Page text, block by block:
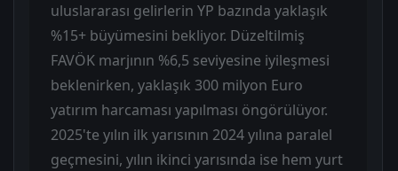
uluslararası gelirlerin YP bazında yaklaşık
%15+ büyümesini bekliyor. Düzeltilmiş
FAVÖK marjının %6,5 seviyesine iyileşmesi
beklenirken, yaklaşık 300 milyon Euro
yatırım harcaması yapılması öngörülüyor.
2025'te yılın ilk yarısının 2024 yılına paralel
geçmesini, yılın ikinci yarısında ise hem yurt